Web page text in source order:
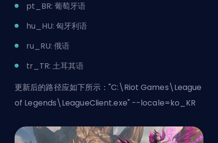
pt_BR: 葡萄牙语
hu_HU: 匈牙利语
ru_RU: 俄语
tr_TR: 土耳其语
更新后的路径应如下所示："C:\Riot Games\League
of Legends\LeagueClient.exe" --locale=ko_KR